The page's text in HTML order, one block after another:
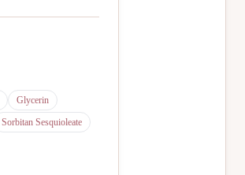
Glycerin
Sorbitan Sesquioleate